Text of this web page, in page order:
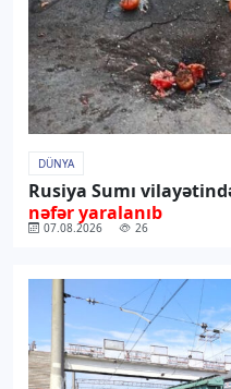
DÜNYA
Rusiya Sumı
nəfər yaralanıb
07.08.2026 26